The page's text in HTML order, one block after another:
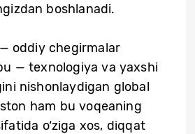
boshlanadi.
oddiy chegirmalar
— texnologiya va yaxshi
nishonlaydigan global
ham bu voqeaning
o‘ziga xos, diqqat